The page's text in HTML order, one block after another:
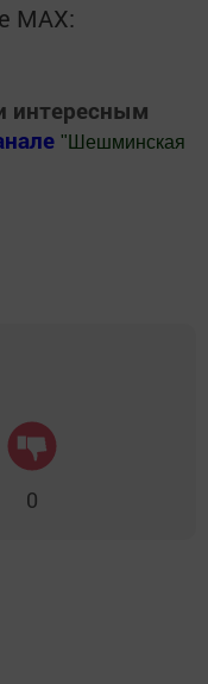
MАХ:
интересным
" Шешминская
0